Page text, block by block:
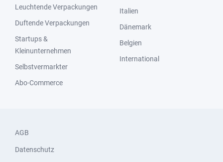
Leuchtende Verpackungen
Duftende Verpackungen
Startups &
Kleinunternehmen
Selbstvermarkter
Abo-Commerce
Italien
Dänemark
Belgien
International
AGB
Datenschutz